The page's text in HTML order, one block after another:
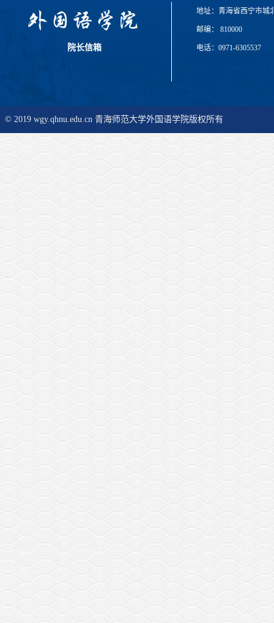
院长信箱
地址：青海省西宁市城
邮编： 810000
电话：0971-6305537
© 2019 wgy.qhnu.edu.cn 青海师范大学外国语学院版权所有